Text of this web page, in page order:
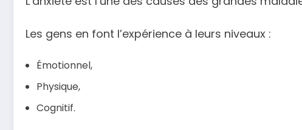
Les gens en font l’expérience à leurs niveaux :
Émotionnel,
Physique,
Cognitif.